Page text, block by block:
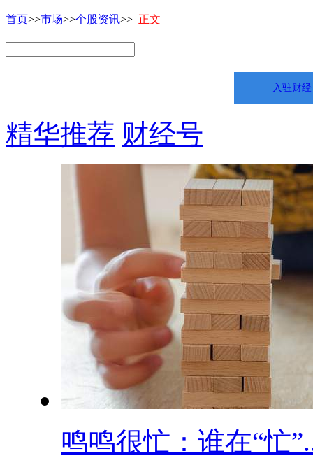
首页>>市场>>个股资讯>> 正文
入驻财
精华推荐 财经号
鸣鸣很忙：谁在“忙